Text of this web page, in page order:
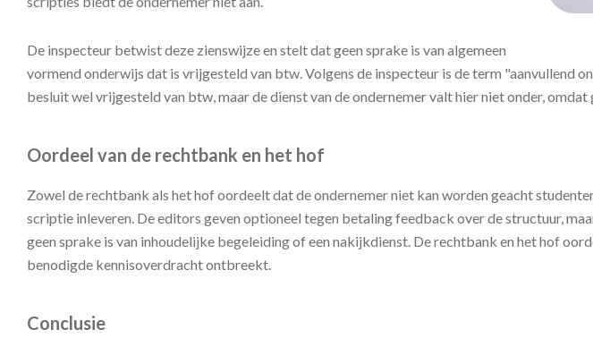
De inspecteur betwist deze zienswijze en stelt dat geen sprake is van algemeen
vormend onderwijs dat is vrijgesteld van btw. Volgens de inspecteur is de term "aanvullend
besluit wel vrijgesteld van btw, maar de dienst van de ondernemer valt hier niet onder,
Oordeel van de rechtbank en het hof
Zowel de rechtbank als het hof oordeelt dat de ondernemer niet kan worden geacht
scriptie inleveren. De editors geven optioneel tegen betaling feedback over de structuur,
geen sprake is van inhoudelijke begeleiding of een nakijkdienst. De rechtbank en het hof
benodigde kennisoverdracht ontbreekt.
Conclusie